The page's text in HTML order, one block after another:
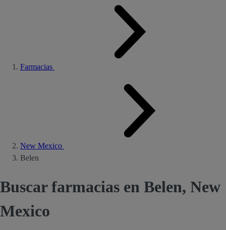
Farmacias
New Mexico
Belen
Buscar farmacias en Belen, New
Mexico